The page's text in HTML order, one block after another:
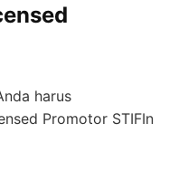
harus
Promotor STIFIn